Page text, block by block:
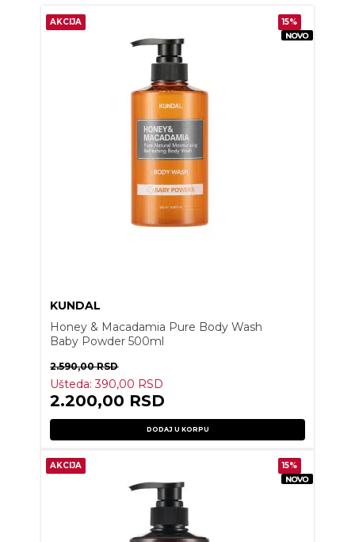
AKCIJA 15%
KUNDAL
Honey & Macadamia Pure Body Wash
Baby Powder 500ml
2.590,00RSD
Ušteda:390,00 RSD
2.200,00 RSD
DODAJ U KORPU
AKCIJA 15%